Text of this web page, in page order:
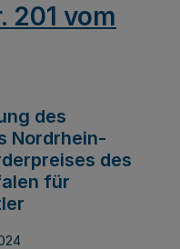
201 vom
des
Nordrhein-
des
für